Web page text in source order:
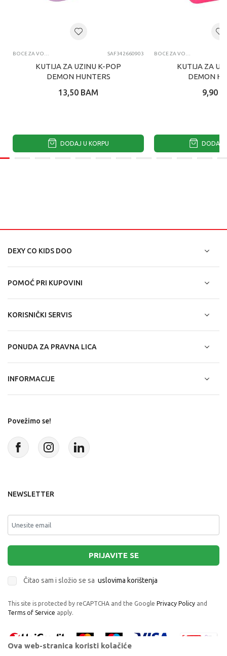
BOCE ZA VODU I KUTIJE ZA UŽINU SAF342660903
KUTIJA ZA UZINU K-POP
DEMON HUNTERS
13,50 BAM
DODAJ U KORPU
BOCE ZA VODU I KUTIJE ZA UŽINU
KUTIJA ZA
DEMON
9,90
DODAJ
DEXY CO KIDS DOO
POMOĆ PRI KUPOVINI
KORISNIČKI SERVIS
PONUDA ZA PRAVNA LICA
INFORMACIJE
Povežimo se!
NEWSLETTER
PRIJAVITE SE
Čitao sam i složio se sa uslovima korištenja
This site is protected by reCAPTCHA and the Google Privacy Policy and
Terms of Service apply.
Ova web-stranica koristi kolačiće